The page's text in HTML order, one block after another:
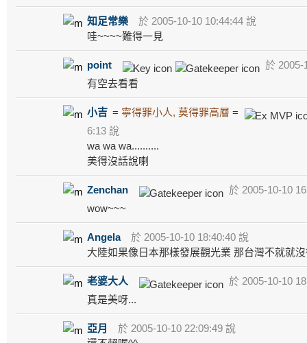
知足常樂
於 2005-10-10 10:44:44 說
哇~~~~難得一見
point
於 2005-
有空去看看
小吉 = 寧得罪小人, 莫得罪高層 =
6:13 說
wa wa wa..........
美得沒話說喇
Zenchan
於 2005-10-10
wow~~~
Angela
於 2005-10-10 18:40:40 說
大陸如果像日本那樣發展觀光業 那台灣不就就
老婆大人
於 2005-10-10
真是美呀...
亞月
於 2005-10-10 22:09:49 說